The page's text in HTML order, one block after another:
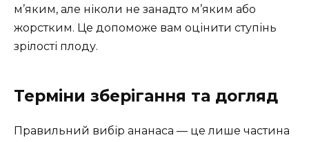
м’яким, але ніколи не занадто м’яким або
жорстким. Це допоможе вам оцінити ступінь
зрілості плоду.
Терміни зберігання та догляд
Правильний вибір ананаса — це лише частина